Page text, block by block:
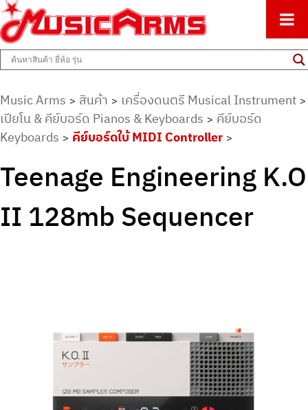
Music Arms
ศูนย์รวมครื่องดนตรีทุกชนิด ตั้งแต่เริ่มต้นถึงมืออาชีพ
Music Arms > สินค้า > เครื่องดนตรี Musical Instrument >
เปียโน & คีย์บอร์ด Pianos & Keyboards > คีย์บอร์ด
Keyboards > คีย์บอร์ดใบ้ MIDI Controller >
Teenage Engineering K.O
II 128mb Sequencer